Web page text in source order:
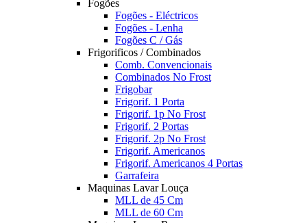
Fogões
Fogões - Eléctricos
Fogões - Lenha
Fogões C / Gás
Frigorificos / Combinados
Comb. Convencionais
Combinados No Frost
Frigobar
Frigorif. 1 Porta
Frigorif. 1p No Frost
Frigorif. 2 Portas
Frigorif. 2p No Frost
Frigorif. Americanos
Frigorif. Americanos 4 Portas
Garrafeira
Maquinas Lavar Louça
MLL de 45 Cm
MLL de 60 Cm